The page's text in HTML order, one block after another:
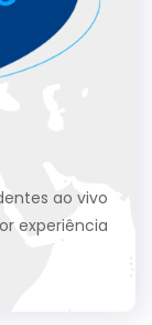
ao vivo
experiência